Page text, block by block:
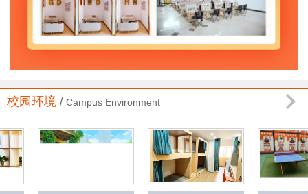
校园环境 / Campus Environment
9、高考冲刺班如何安排教学？
10、你们教学用什么资料？
12、你们师资队伍怎么样？
14、你们学校在哪里？